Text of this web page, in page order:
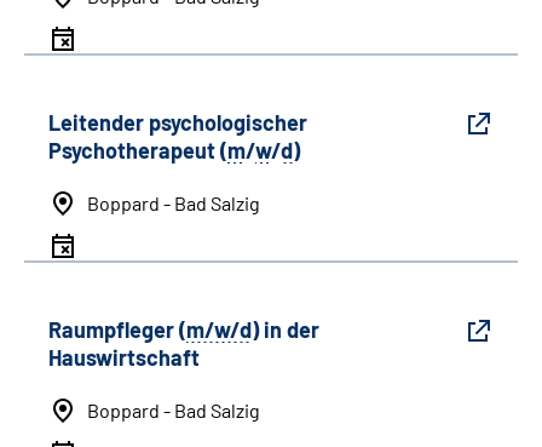
Leitender psychologischer
Psychotherapeut (m/w/d)
Boppard - Bad Salzig
Raumpfleger (m/w/d) in der
Hauswirtschaft
Boppard - Bad Salzig